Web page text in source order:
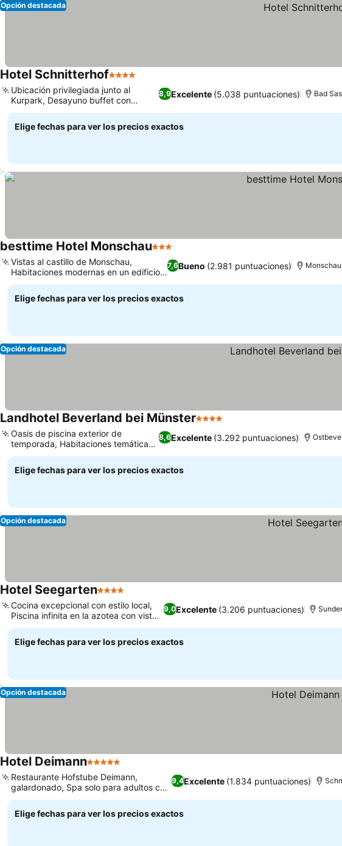
Opción destacada
Hotel Schnitterhof4 Estrellas
8,9Excelente (5.038 puntuaciones)
Ubicación privilegiada junto al
Kurpark, Desayuno buffet con
mucha variedad
Bad
Elige fechas para ver los precios exactos
besttime Hotel Monschau3 Estrellas
7,6Bueno (2.981 puntuaciones)
Vistas al castillo de Monschau,
Habitaciones modernas en un edificio
reformado
Monschau
Elige fechas para ver los precios exactos
Opción destacada
Landhotel Beverland bei Münster4 Estrellas
8,6Excelente (3.292 puntuaciones)
Oasis de piscina exterior de
temporada, Habitaciones temáticas
imaginativas
Elige fechas para ver los precios exactos
Opción destacada
Hotel Seegarten4 Estrellas
9,0Excelente (3.206 puntuaciones)
Cocina excepcional con estilo local,
Piscina infinita en la azotea con vistas
al lago
Elige fechas para ver los precios exactos
Opción destacada
Hotel Deimann5 Estrellas
9,4Excelente (1.834 puntuaciones)
Restaurante Hofstube Deimann,
galardonado, Spa solo para adultos con
piscina infinita
Elige fechas para ver los precios exactos